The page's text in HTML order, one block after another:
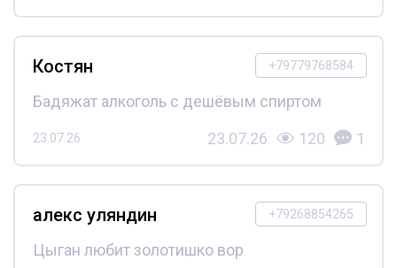
+79779768584
Костян
Бадяжат алкоголь с дешёвым спиртом
23.07.26 23.07.26 120 1
+79268854265
алекс уляндин
Цыган любит золотишко вор